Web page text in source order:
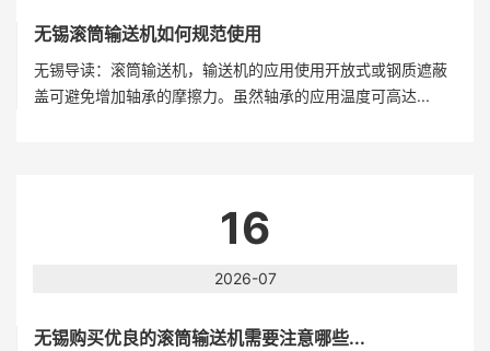
无锡滚筒输送机如何规范使用
无锡导读：滚筒输送机，输送机的应用使用开放式或钢质遮蔽
盖可避免增加轴承的摩擦力。虽然轴承的应用温度可高达...
16
2026-07
无锡购买优良的滚筒输送机需要注意哪些...